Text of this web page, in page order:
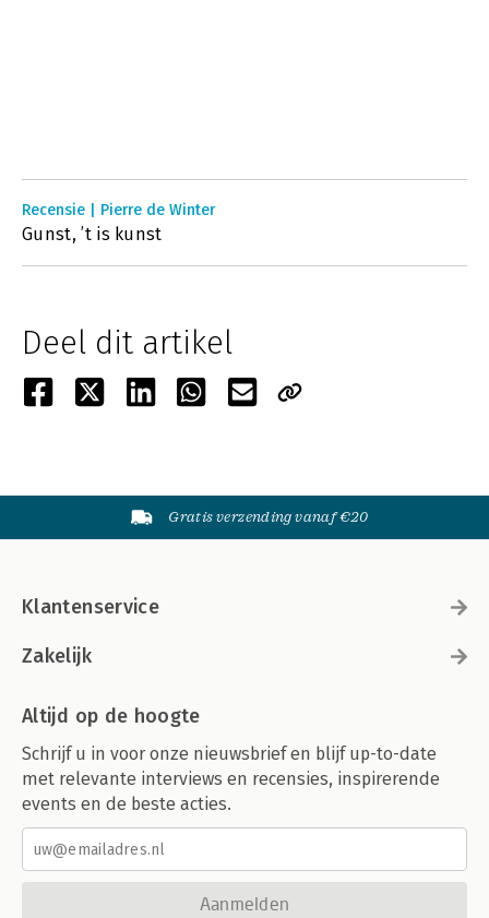
Recensie | Pierre de Winter
Gunst, ’t is kunst
Deel dit artikel
Gratis verzending vanaf €20
Klantenservice
Zakelijk
Altijd op de hoogte
Schrijf u in voor onze nieuwsbrief en blijf up-to-date
met relevante interviews en recensies, inspirerende
events en de beste acties.
Aanmelden